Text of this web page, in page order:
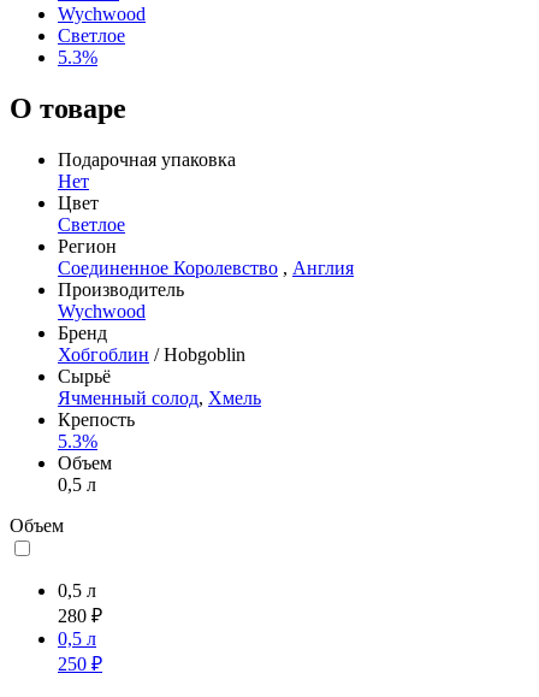
Wychwood
Светлое
5.3%
О товаре
Подарочная упаковка
Нет
Цвет
Светлое
Регион
Соединенное Королевство , Англия
Производитель
Wychwood
Бренд
Хобгоблин / Hobgoblin
Сырьё
Ячменный солод, Хмель
Крепость
5.3%
Объем
0,5 л
Объем
0,5 л
280 ₽
0,5 л
250 ₽